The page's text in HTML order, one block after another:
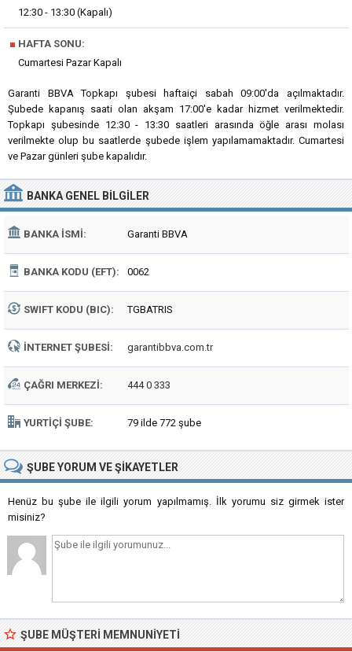
12:30 - 13:30 (Kapalı)
■ HAFTA SONU:
Cumartesi Pazar Kapalı
Garanti BBVA Topkapı şubesi haftaiçi sabah 09:00'da açılmaktadır.
Şubede kapanış saati olan akşam 17:00'e kadar hizmet verilmektedir.
Topkapı şubesinde 12:30 - 13:30 saatleri arasında öğle arası molası
verilmekte olup bu saatlerde şubede işlem yapılamamaktadır. Cumartesi
ve Pazar günleri şube kapalıdır.
BANKA GENEL BILGILER
BANKA İSMI: Garanti BBVA
BANKA KODU (EFT): 0062
SWIFT KODU (BIC): TGBATRIS
İNTERNET ŞUBESI: garantibbva.com.tr
ÇAĞRI MERKEZI: 444 0 333
YURTIÇI ŞUBE: 79 ilde 772 şube
ŞUBEYORUM VE ŞIKAYETLER
Henüz bu şube ile ilgili yorum yapılmamış. İlk yorumu siz girmek ister
misiniz?
ŞUBE MÜŞTERI MEMNUNIYETI